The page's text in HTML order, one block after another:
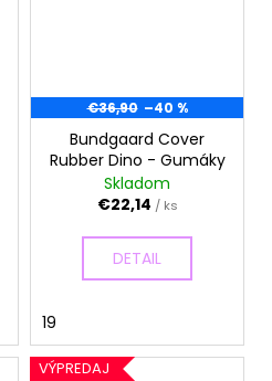
€36,90 –40 %
Bundgaard Cover
Rubber Dino - Gumáky
Skladom
€22,14 / ks
DETAIL
19
VÝPREDAJ